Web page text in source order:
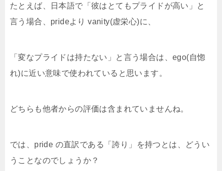
たとえば、日本語で「彼はとてもプライドが高い」と
言う場合、prideより vanity(虚栄心)に、
「変なプライドは持たない」と言う場合は、ego(自惚
れ)に近い意味で使われていると思います。
どちらも他者からの評価は含まれていませんね。
では、pride の直訳である「誇り」を持つとは、どうい
うことなのでしょうか？